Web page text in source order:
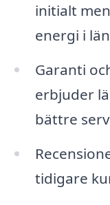
initialt
energi i
Garanti
erbjuder
bättre
tidigare